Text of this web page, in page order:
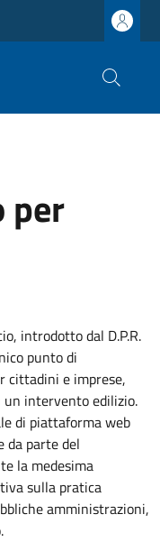
per
introdotto dal D.P.R.
punto di
cittadini e imprese,
un intervento edilizio.
di piattaforma web
da parte del
la medesima
sulla pratica
amministrazioni,